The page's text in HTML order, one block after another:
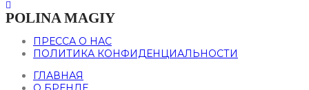
POLINA MAGIY
ПРЕССА О НАС
ПОЛИТИКА КОНФИДЕНЦИАЛЬНОСТИ
ГЛАВНАЯ